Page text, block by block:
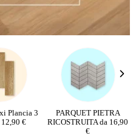
Plancia 3
€
PARQUET PIETRA
RICOSTRUITA da 16,90
€